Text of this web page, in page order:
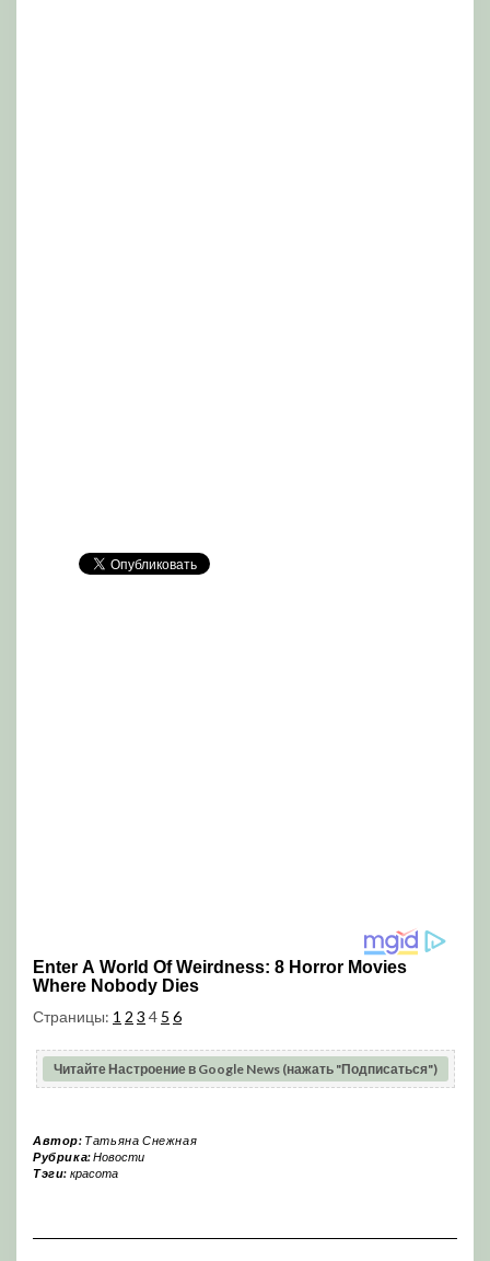
Страницы: 1 2 3 4 5 6
Читайте Настроение в Google News (нажать "Подписаться")
Автор: Татьяна Снежная
Рубрика:Новости
Тэги: красота